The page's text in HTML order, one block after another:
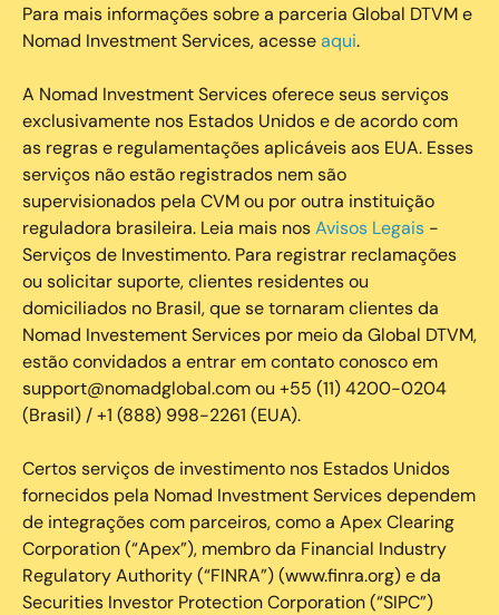
Para mais informações sobre a parceria Global DTVM e
Nomad Investment Services, acesseaqui.
A Nomad Investment Services oferece seus serviços
exclusivamente nos Estados Unidos e de acordo com
as regras e regulamentações aplicáveis aos EUA. Esses
serviços não estão registrados nem são
supervisionados pela CVM ou por outra instituição
reguladora brasileira. Leia mais nosAvisos Legais -
Serviços de Investimento. Para registrar reclamações
ou solicitar suporte, clientes residentes ou
domiciliados no Brasil, que se tornaram clientes da
Nomad Investement Services por meio da Global DTVM,
estão convidados a entrar em contato conosco em
support@nomadglobal.com ou +55 (11) 4200-0204
(Brasil) / +1 (888) 998-2261 (EUA).
Certos serviços de investimento nos Estados Unidos
fornecidos pela Nomad Investment Services dependem
de integrações com parceiros, como a Apex Clearing
Corporation (“Apex”), membro da Financial Industry
Regulatory Authority (“FINRA”) (www.finra.org) e da
Securities Investor Protection Corporation (“SIPC”)